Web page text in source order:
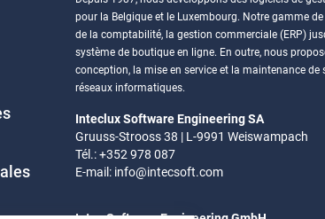
pour la Belgique et le Luxembourg. Notre gamme
de la comptabilité, la gestion commerciale (ERP)
système de boutique en ligne. En outre, nous
conception, la mise en service et la maintenance de
réseaux informatiques.
Inteclux Software Engineering SA
Gruuss-Strooss 38 | L-9991 Weiswampach
Tél.: +352 978 087
E-mail: info@intecsoft.com